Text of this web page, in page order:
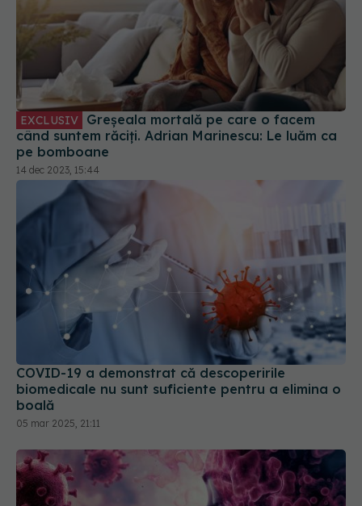
EXCLUSIV
când suntem răciți. Adrian Marinescu: Le luăm ca
pe bomboane
14 dec 2023, 15:44
COVID-19 a demonstrat că descoperirile
biomedicale nu sunt suficiente pentru a elimina o
boală
05 mar 2025, 21:11